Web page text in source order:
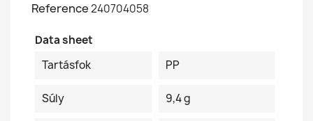
Reference240704058
Data sheet
Tartásfok
PP
Súly 9,4 g